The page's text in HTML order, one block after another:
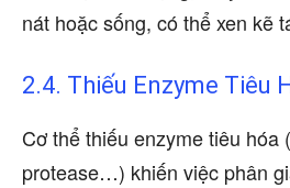
nát hoặc sống, có thể xen kẽ
2.4. Thiếu Enzyme Tiêu
Cơ thể thiếu enzyme tiêu hóa
protease…) khiến việc phân